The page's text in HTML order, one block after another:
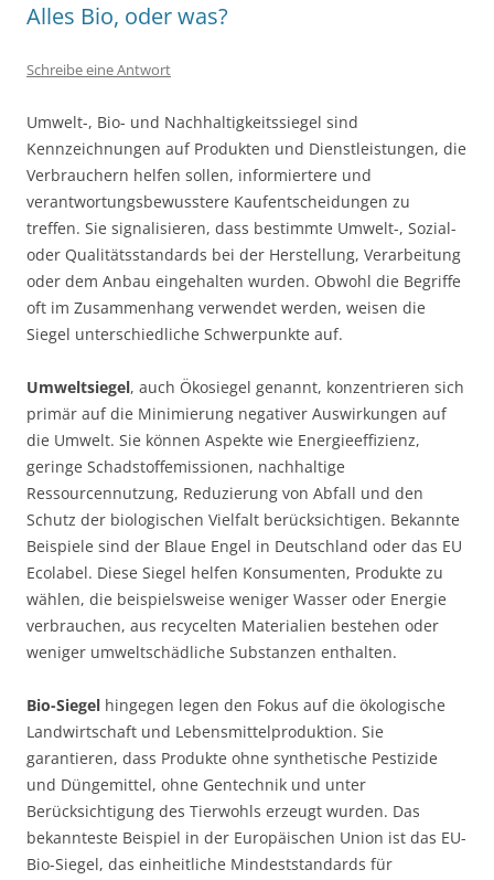
Alles Bio, oder was?
Schreibe eine Antwort
Umwelt-, Bio- und Nachhaltigkeitssiegel sind
Kennzeichnungen auf Produkten und Dienstleistungen, die
Verbrauchern helfen sollen, informiertere und
verantwortungsbewusstere Kaufentscheidungen zu
treffen. Sie signalisieren, dass bestimmte Umwelt-, Sozial-
oder Qualitätsstandards bei der Herstellung, Verarbeitung
oder dem Anbau eingehalten wurden. Obwohl die Begriffe
oft im Zusammenhang verwendet werden, weisen die
Siegel unterschiedliche Schwerpunkte auf.
Umweltsiegel, auch Ökosiegel genannt, konzentrieren sich
primär auf die Minimierung negativer Auswirkungen auf
die Umwelt. Sie können Aspekte wie Energieeffizienz,
geringe Schadstoffemissionen, nachhaltige
Ressourcennutzung, Reduzierung von Abfall und den
Schutz der biologischen Vielfalt berücksichtigen. Bekannte
Beispiele sind der Blaue Engel in Deutschland oder das EU
Ecolabel. Diese Siegel helfen Konsumenten, Produkte zu
wählen, die beispielsweise weniger Wasser oder Energie
verbrauchen, aus recycelten Materialien bestehen oder
weniger umweltschädliche Substanzen enthalten.
Bio-Siegel hingegen legen den Fokus auf die ökologische
Landwirtschaft und Lebensmittelproduktion. Sie
garantieren, dass Produkte ohne synthetische Pestizide
und Düngemittel, ohne Gentechnik und unter
Berücksichtigung des Tierwohls erzeugt wurden. Das
bekannteste Beispiel in der Europäischen Union ist das EU-
Bio-Siegel, das einheitliche Mindeststandards für